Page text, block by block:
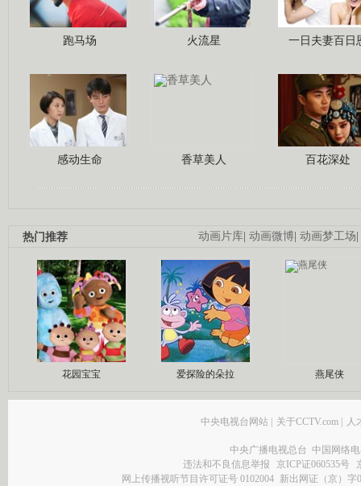
跑马场 火流星 一日夫妻百日
感动生命 香草美人 百花深处
动画片库 动画微博 动画梦工场
热门推荐
花园宝宝 爱探险的朵拉 燕尾侠
中央电视台网站 关于CCTV.com 人
中央广播电视总台 中国网络
违法和不良信息举报
京ICP证060535号
网上传播视听节目许可证号 0102004 新出网证（京）